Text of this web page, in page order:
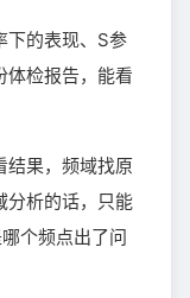
下的表现、S参
体检报告，能看
结果，频域找原
分析的话，只能
个频点出了问